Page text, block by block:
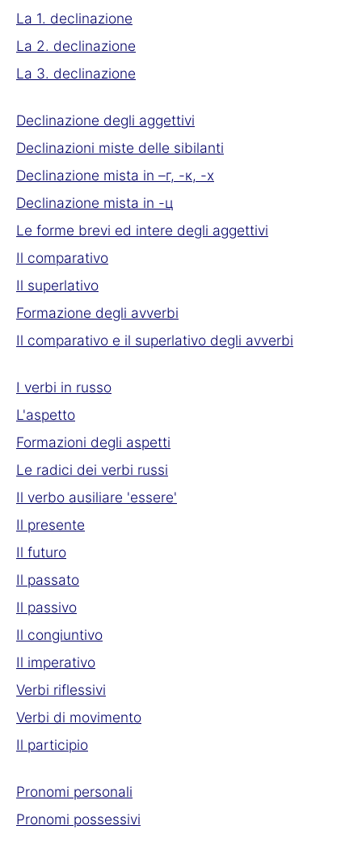
La 1. declinazione
La 2. declinazione
La 3. declinazione
Declinazione degli aggettivi
Declinazioni miste delle sibilanti
Declinazione mista in –г, -к, -х
Declinazione mista in -ц
Le forme brevi ed intere degli aggettivi
Il comparativo
Il superlativo
Formazione degli avverbi
Il comparativo e il superlativo degli avverbi
I verbi in russo
L'aspetto
Formazioni degli aspetti
Le radici dei verbi russi
Il verbo ausiliare 'essere'
Il presente
Il futuro
Il passato
Il passivo
Il congiuntivo
Il imperativo
Verbi riflessivi
Verbi di movimento
Il participio
Pronomi personali
Pronomi possessivi